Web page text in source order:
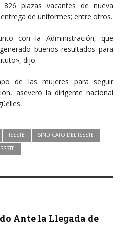
plazas vacantes de nueva
de uniformes; entre otros.
con la Administración, que
buenos resultados para
dijo.
de las mujeres para seguir
aseveró la dirigente nacional
ISSSTE
SINDICATO DEL ISSSTE
Ante la Llegada de